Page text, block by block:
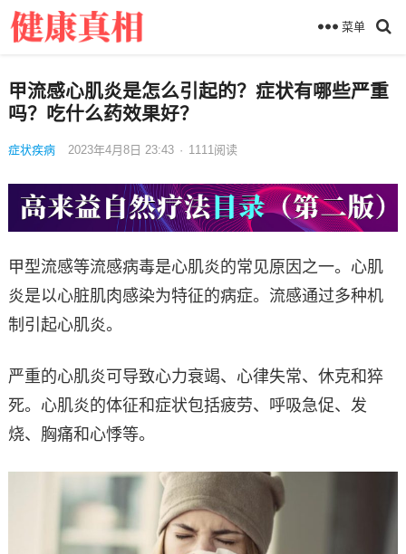
菜单
甲流感心肌炎是怎么引起的？症状有哪些严重
吗？吃什么药效果好？
症状疾病 2023年4月8日 23:43 · 1111 阅读
甲型流感等流感病毒是心肌炎的常见原因之一。心肌
炎是以心脏肌肉感染为特征的病症。流感通过多种机
制引起心肌炎。
严重的心肌炎可导致心力衰竭、心律失常、休克和猝
死。心肌炎的体征和症状包括疲劳、呼吸急促、发
烧、胸痛和心悸等。